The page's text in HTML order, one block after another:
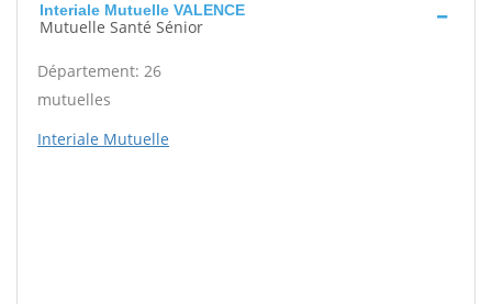
Interiale Mutuelle VALENCE
Mutuelle Santé Sénior
Département: 26
mutuelles
Interiale Mutuelle